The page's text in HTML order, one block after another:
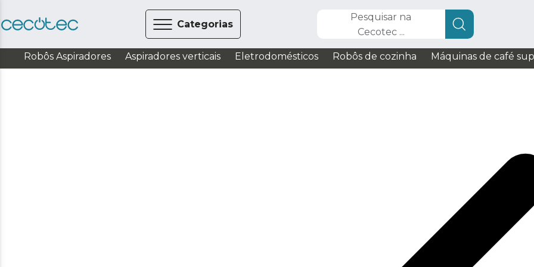
Categorias
Pesquisar na
Cecotec ...
Robôs Aspiradores Aspiradores verticais Eletrodomésticos Robôs de cozinha Máquinas de café